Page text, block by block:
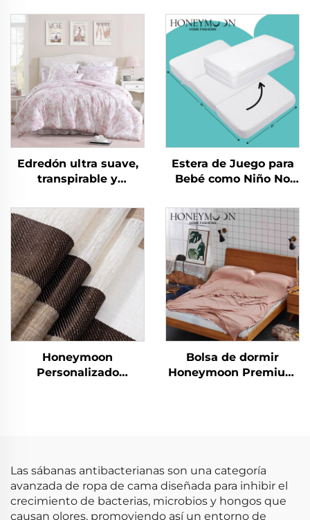
Edredón ultra suave,
transpirable y
de microfibra de
eucalipto, ligero,
alternativo a plumas y
edredón
Estera de Juego para
Bebé como Niño No
Estera Plegable para
Gimnasio Infantil
Esteras de Juego
Honeymoon
Personalizado
Bolsa de dormir
Honeymoon Premium
Las sábanas antibacterianas son una categoría
avanzada de ropa de cama diseñada para inhibir el
crecimiento de bacterias, microbios y hongos que
causan olores, promoviendo así un entorno de